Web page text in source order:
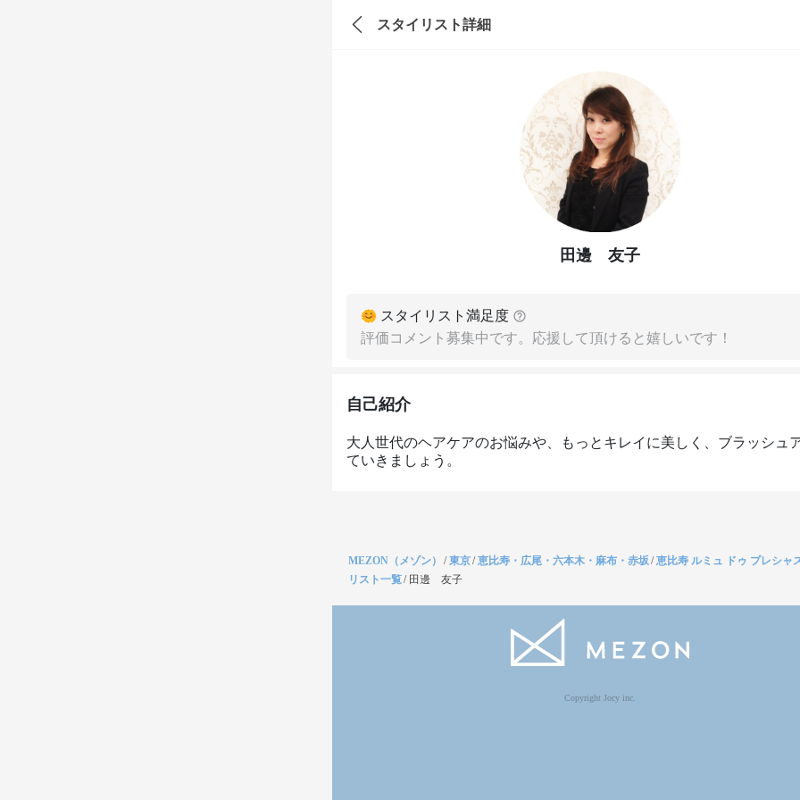
スタイリスト詳細
田邊 友子
スタイリスト満足度
評価コメント募集中です。応援して頂けると嬉しいです！
自己紹介
大人世代のヘアケアのお悩みや、もっとキレイに美しく、ブラッシュ
ていきましょう。
MEZON（メゾン） /東京/恵比寿・広尾・六本木・麻布・赤坂/恵比寿 ルミュ ドゥ プレシャ
リスト一覧/ 田邊 友子
Copyright Jocy inc.